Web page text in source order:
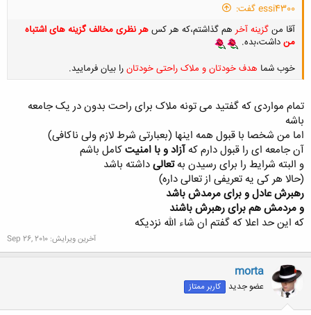
essi4300 گفت:
آقا منگزینه آخر هم گذاشتم،که هر کسهر نظری مخالف گزینه های اشتباه
منداشت،بده.
خوب شما هدف خودتان و ملاک راحتی خودتانرا بیان فرمایید.
تمام مواردی که گفتید می تونه ملاک برای راحت بدون در یک جامعه
باشه
اما من شخصا با قبول همه اینها (بعبارتی شرط لازم ولی ناکافی)
آن جامعه ای را قبول دارم کهآزاد و با امنیتکامل باشم
و البته شرایط را برای رسیدن بهتعالیداشته باشد
(حالا هر کی یه تعریفی از تعالی داره)
رهبرش عادل و برای مرمدش باشد
و مردمش هم برای رهبرش باشند
که این حد اعلا که گفتم ان شاء الله نزدیکه
آخرین ویرایش: Sep 26, 2010
morta
عضو جدید کاربر ممتاز